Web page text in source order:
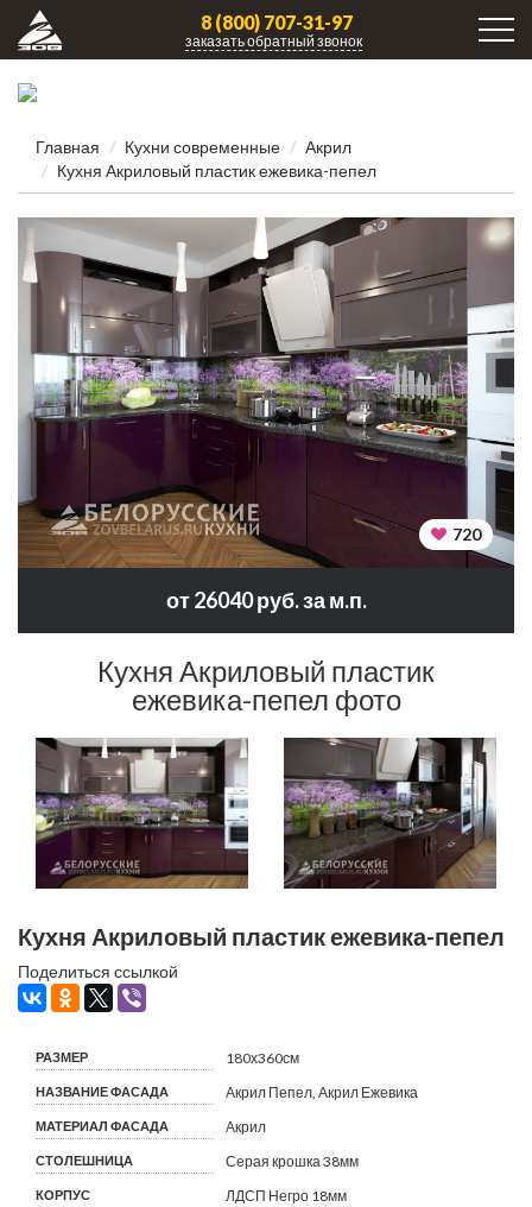
8 (800) 707-31-97
заказать обратный звонок
Главная Кухни современные
Акрил
Кухня Акриловый пластик ежевика-пепел
720
от 26040 руб. за м.п.
Кухня Акриловый пластик
ежевика-пепел фото
Кухня Акриловый пластик ежевика-пепел
Поделиться ссылкой
РАЗМЕР 180х360см
НАЗВАНИЕ ФАСАДА Акрил Пепел, Акрил Ежевика
МАТЕРИАЛ ФАСАДА Акрил
СТОЛЕШНИЦА Серая крошка 38мм
КОРПУС ЛДСП Негро 18мм